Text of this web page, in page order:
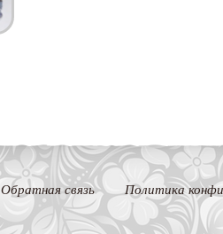
Обратная связь Политика